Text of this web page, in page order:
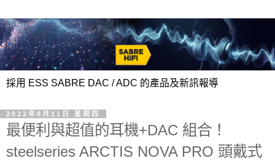
採用 ESS SABRE DAC / ADC 的產品及新訊報導
2022年8月11日 星期四
最便利與超值的耳機+DAC 組合！
steelseries ARCTIS NOVA PRO 頭戴式